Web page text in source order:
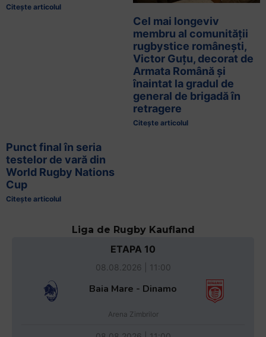
Citește articolul
Cel mai longeviv
membru al comunității
rugbystice românești,
Victor Guțu, decorat de
Armata Română și
înaintat la gradul de
general de brigadă în
retragere
Citește articolul
Punct final în seria
testelor de vară din
World Rugby Nations
Cup
Citește articolul
Liga de Rugby Kaufland
ETAPA 10
08.08.2026 | 11:00
Baia Mare - Dinamo
Arena Zimbrilor